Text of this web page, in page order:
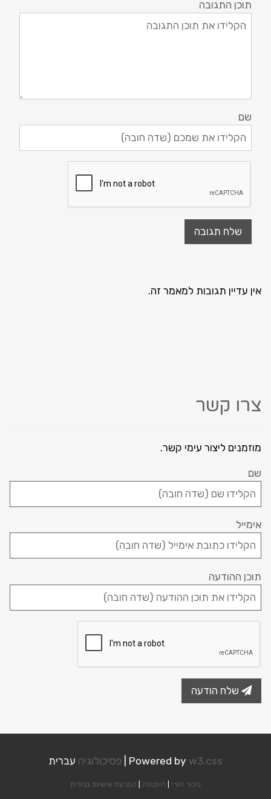
תוכן התגובה
שם
אין עדיין תגובות למאמר זה.
צרו קשר
מוזמנים ליצור עימי קשר.
שם
אימייל
תוכן ההודעה
שלח הודעה
Powered by w3.css פסיכולוגיה עברית
ניכור הורי היפנוזה הפרעת אישיות גבולית